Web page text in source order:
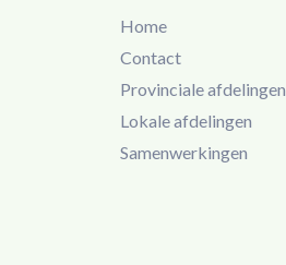
Home
Contact
Provinciale afdelingen
Lokale afdelingen
Samenwerkingen